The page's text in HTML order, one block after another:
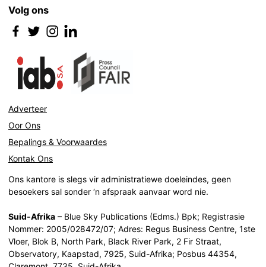
Volg ons
Adverteer
Oor Ons
Bepalings & Voorwaardes
Kontak Ons
Ons kantore is slegs vir administratiewe doeleindes, geen
besoekers sal sonder ‘n afspraak aanvaar word nie.
Suid-Afrika – Blue Sky Publications (Edms.) Bpk; Registrasie
Nommer: 2005/028472/07; Adres: Regus Business Centre, 1ste
Vloer, Blok B, North Park, Black River Park, 2 Fir Straat,
Observatory, Kaapstad, 7925, Suid-Afrika; Posbus 44354,